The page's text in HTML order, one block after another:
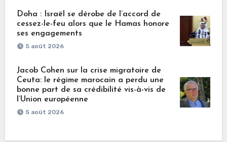
Doha : Israël se dérobe de l’accord de
cessez-le-feu alors que le Hamas honore
ses engagements
5 août 2026
Jacob Cohen sur la crise migratoire de
Ceuta: le régime marocain a perdu une
bonne part de sa crédibilité vis-à-vis de
l’Union européenne
5 août 2026